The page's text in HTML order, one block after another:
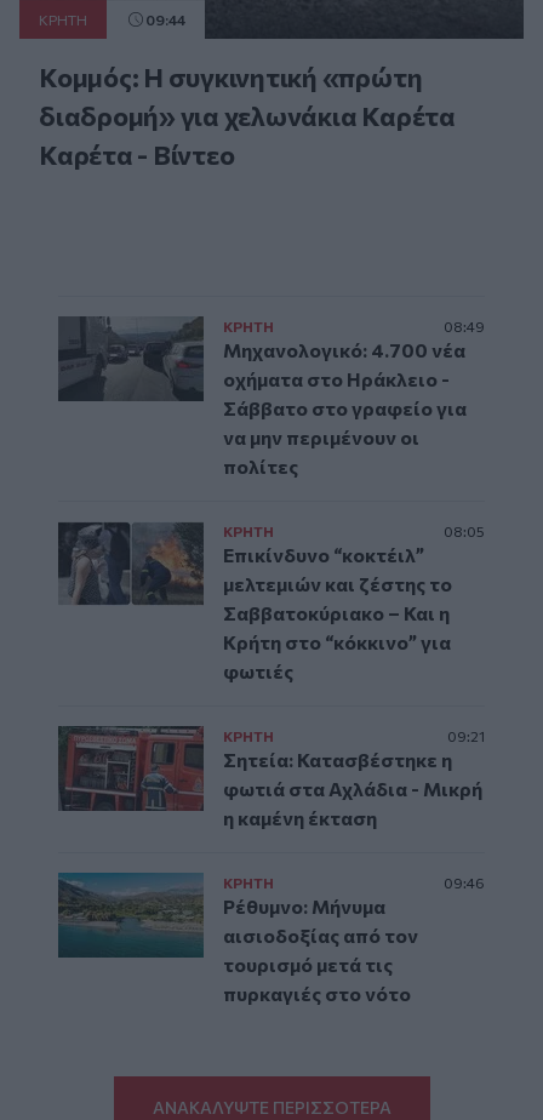
ΚΡΗΤΗ 09:44
Κομμός: Η συγκινητική «πρώτη
διαδρομή» για χελωνάκια Καρέτα
Καρέτα - Βίντεο
ΚΡΗΤΗ 08:49
Μηχανολογικό: 4.700 νέα
οχήματα στο Ηράκλειο -
Σάββατο στο γραφείο για
να μην περιμένουν οι
πολίτες
ΚΡΗΤΗ 08:05
Επικίνδυνο “κοκτέιλ”
μελτεμιών και ζέστης το
Σαββατοκύριακο – Και η
Κρήτη στο “κόκκινο” για
φωτιές
ΚΡΗΤΗ 09:21
Σητεία: Κατασβέστηκε η
φωτιά στα Αχλάδια - Μικρή
η καμένη έκταση
ΚΡΗΤΗ 09:46
Ρέθυμνο: Μήνυμα
αισιοδοξίας από τον
τουρισμό μετά τις
πυρκαγιές στο νότο
ΑΝΑΚΑΛΥΨΤΕ ΠΕΡΙΣΣΟΤΕΡΑ